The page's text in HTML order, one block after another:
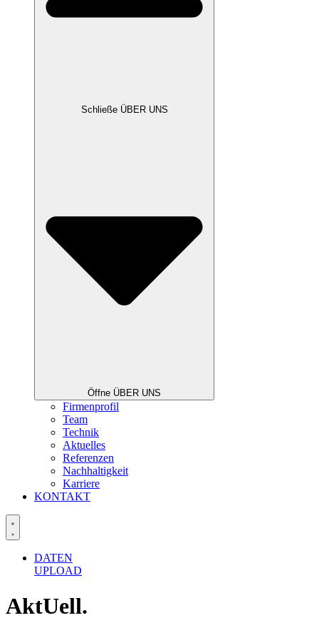
Schließe ÜBER UNS
Öffne ÜBER UNS
Firmenprofil
Team
Technik
Aktuelles
Referenzen
Nachhaltigkeit
Karriere
KONTAKT
DATEN
UPLOAD
AktUell.